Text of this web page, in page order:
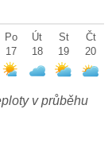
Po
17
Út
18
St
19
Čt
20
v průběhu